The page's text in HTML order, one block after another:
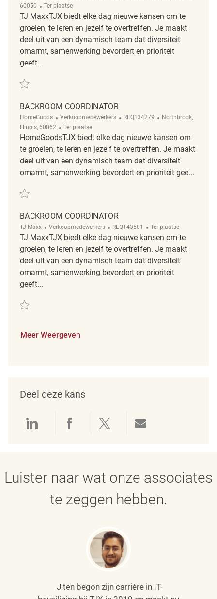
60050
Afgelegen
Ter plaatse
TJ MaxxTJX biedt elke dag nieuwe kansen om te
groeien, te leren en jezelf te overtreffen. Je maakt
deel uit van een dynamisch team dat diversiteit
omarmt, samenwerking bevordert en prioriteit
geeft...
Redden FT Customer Experience Coordinator REQ141233
BACKROOM COORDINATOR
HomeGoods Categorie
Verkoopmedewerkers ReqId
REQ134279 Plaats
Northbrook,
Illinois, 60062
Afgelegen
Ter plaatse
HomeGoodsTJX biedt elke dag nieuwe kansen om
te groeien, te leren en jezelf te overtreffen. Je maakt
deel uit van een dynamisch team dat diversiteit
omarmt, samenwerking bevordert en prioriteit gee...
Redden Backroom Coordinator REQ134279
BACKROOM COORDINATOR
TJ Maxx Categorie
Verkoopmedewerkers ReqId
REQ143501 Afgelegen
Ter plaatse
TJ MaxxTJX biedt elke dag nieuwe kansen om te
groeien, te leren en jezelf te overtreffen. Je maakt
deel uit van een dynamisch team dat diversiteit
omarmt, samenwerking bevordert en prioriteit
geeft...
Redden Backroom Coordinator REQ143501
Meer Weergeven
Deel deze kans
Delen via LinkedIn
Delen via Facebook
Delen via twitter
Luister naar wat onze associates
te zeggen hebben.
Jiten begon zijn carrière in IT-